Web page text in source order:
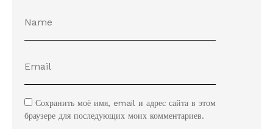
Сохранить моё имя, email и адрес сайта в этом
браузере для последующих моих комментариев.